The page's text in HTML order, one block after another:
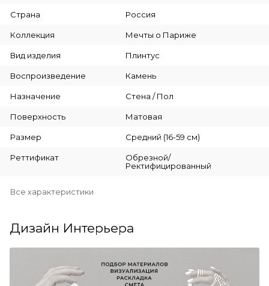
Страна Россия
Коллекция Мечты о Париже
Вид изделия Плинтус
Воспроизведение Камень
Назначение Стена / Пол
Поверхность Матовая
Размер Средний (16-59 см)
Реттификат
Обрезной/
Ректифицированный
Все характеристики
Дизайн Интерьера